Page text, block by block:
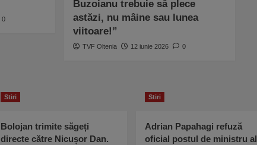
0
Buzoianu trebuie să plece
astăzi, nu mâine sau lunea
viitoare!”
TVF Oltenia 12 iunie 2026 0
Stiri
Bolojan trimite săgeți
directe către Nicușor Dan.
Stiri
Adrian Papahagi refuză
oficial postul de ministru al